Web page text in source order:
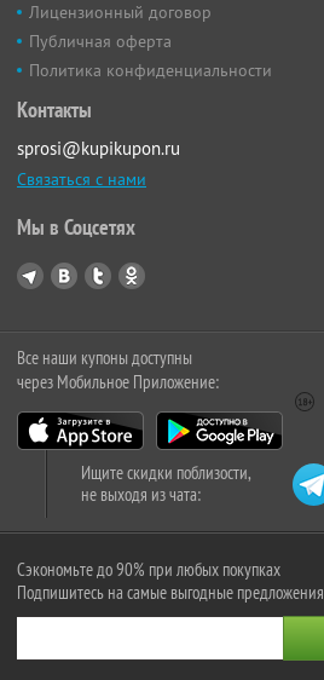
Лицензионный договор
Публичная оферта
Политика конфиденциальности
Контакты
sprosi@kupikupon.ru
Связаться с нами
Мы в Соцсетях
Все наши купоны доступны
через Мобильное Приложение:
Ищите скидки поблизости,
не выходя из чата:
Сэкономьте до 90% при любых покупках
Подпишитесь на самые выгодные предложения